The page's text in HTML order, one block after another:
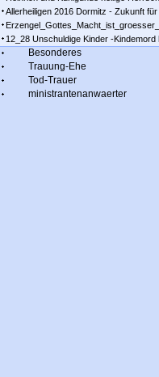
Allerheiligen 2016 Dormitz - Zukunft
12_28 Unschuldige Kinder -Kindemord
Besonderes
Trauung-Ehe
Tod-Trauer
ministrantenanwaerter